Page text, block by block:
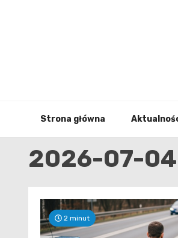
Strona główna
2026-07-04
2 minut